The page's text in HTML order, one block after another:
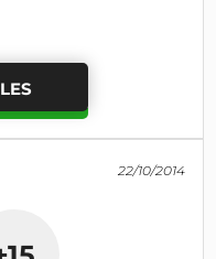
22/10/2014